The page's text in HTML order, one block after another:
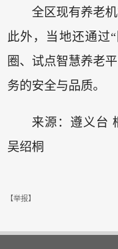
全区现有养老机
此外，当地还通过
圈、试点智慧养老
务的安全与品质。
来源：遵义台
吴绍桐
【举报】